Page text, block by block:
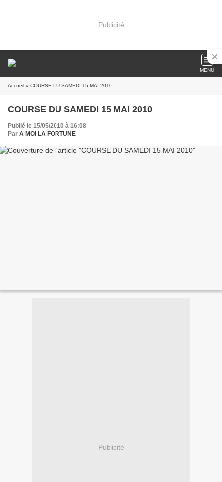
Publicité
MENU
Accueil » COURSE DU SAMEDI 15 MAI 2010
COURSE DU SAMEDI 15 MAI 2010
Publié le 15/05/2010 à 16:08
Par A MOI LA FORTUNE
Publicité